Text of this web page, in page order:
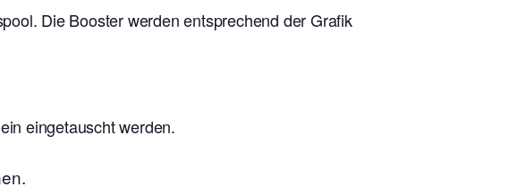
Die Booster werden entsprechend der Grafik
eingetauscht werden.